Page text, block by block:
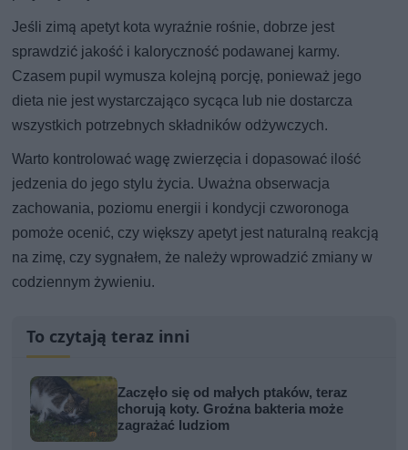
Jeśli zimą apetyt kota wyraźnie rośnie, dobrze jest
sprawdzić jakość i kaloryczność podawanej karmy.
Czasem pupil wymusza kolejną porcję, ponieważ jego
dieta nie jest wystarczająco sycąca lub nie dostarcza
wszystkich potrzebnych składników odżywczych.
Warto kontrolować wagę zwierzęcia i dopasować ilość
jedzenia do jego stylu życia. Uważna obserwacja
zachowania, poziomu energii i kondycji czworonoga
pomoże ocenić, czy większy apetyt jest naturalną reakcją
na zimę, czy sygnałem, że należy wprowadzić zmiany w
codziennym żywieniu.
To czytają teraz inni
Zaczęło się od małych ptaków, teraz
chorują koty. Groźna bakteria może
zagrażać ludziom